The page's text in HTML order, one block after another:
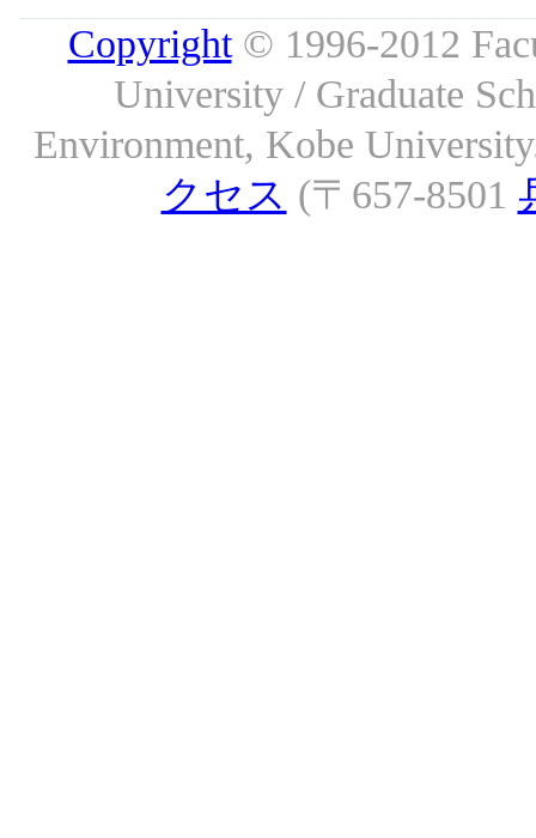
Copyright© 1996-2012
University / Graduate
Environment, Kobe
クセス (〒657-8501